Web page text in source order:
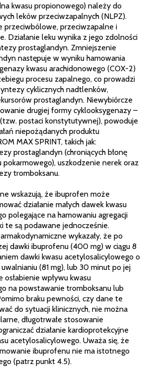
kwasu propionowego) należy do
leków przeciwzapalnych (NLPZ).
przeciwbólowe, przeciwzapalne i
Działanie leku wynika z jego zdolności
prostaglandyn. Zmniejszenie
następuje w wyniku hamowania
kwasu arachidonowego (COX-2)
procesu zapalnego, co prowadzi
cyklicznych nadtlenków,
prostaglandyn. Niewybiórcze
drugiej formy cyklooksygenazy –
postaci konstytutywnej), powoduje
niepożądanych produktu
MAX SPRINT, takich jak:
prostaglandyn (chroniących błonę
uszkodzenie nerek oraz
tromboksanu.
wskazują, że ibuprofen może
działanie małych dawek kwasu
polegające na hamowaniu agregacji
te są podawane jednocześnie.
wykazały, że po
dawki ibuprofenu (400 mg) w ciągu 8
dawki kwasu acetylosalicylowego o
(81 mg), lub 30 minut po jej
wpływu kwasu
na powstawanie tromboksanu lub
braku pewności, czy dane te
do sytuacji klinicznych, nie można
długotrwałe stosowanie
działanie kardioprotekcyjne
acetylosalicylowego. Uważa się, że
ibuprofenu nie ma istotnego
(patrz punkt 4.5).